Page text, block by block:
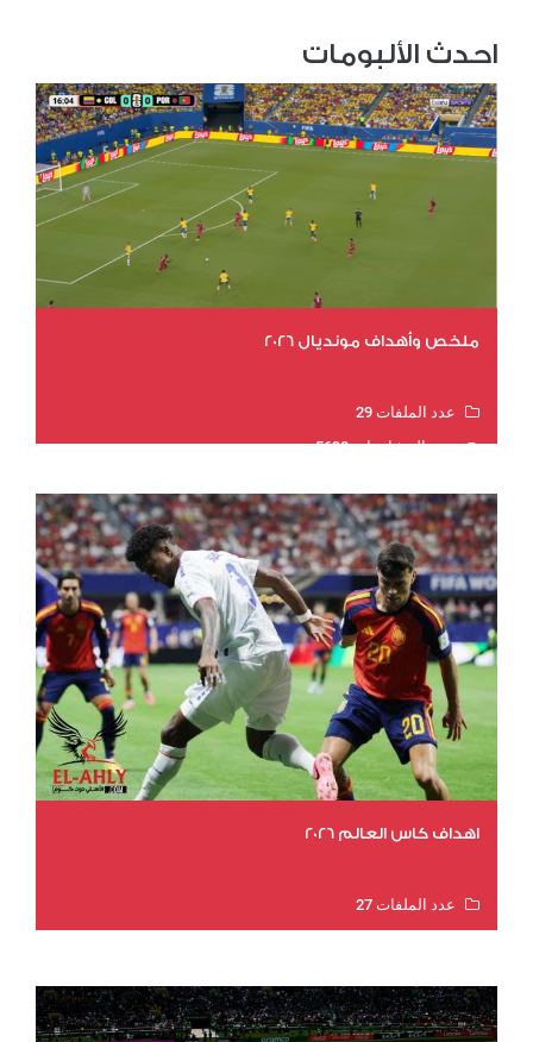
احدث الألبومات
ملخص وأهداف مونديال 2026
عدد الملفات 29
عدد المشاهدات 5690
اهداف كاس العالم 2026
عدد الملفات 27